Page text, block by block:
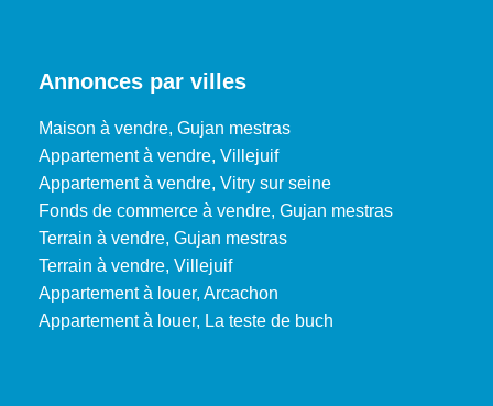
Annonces par villes
Maison à vendre, Gujan mestras
Appartement à vendre, Villejuif
Appartement à vendre, Vitry sur seine
Fonds de commerce à vendre, Gujan mestras
Terrain à vendre, Gujan mestras
Terrain à vendre, Villejuif
Appartement à louer, Arcachon
Appartement à louer, La teste de buch